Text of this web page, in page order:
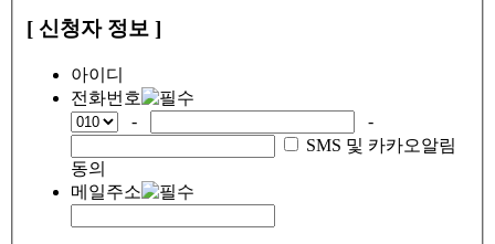
[ 신청자 정보 ]
아이디
전화번호
-
-
SMS 및 카카오알림
동의
메일주소